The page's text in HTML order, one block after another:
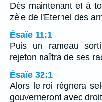
Dès maintenant et à
zèle de l'Eternel des
Ésaïe 11:1
Puis un rameau
rejeton naîtra de ses
Ésaïe 32:1
Alors le roi régnera
gouverneront avec